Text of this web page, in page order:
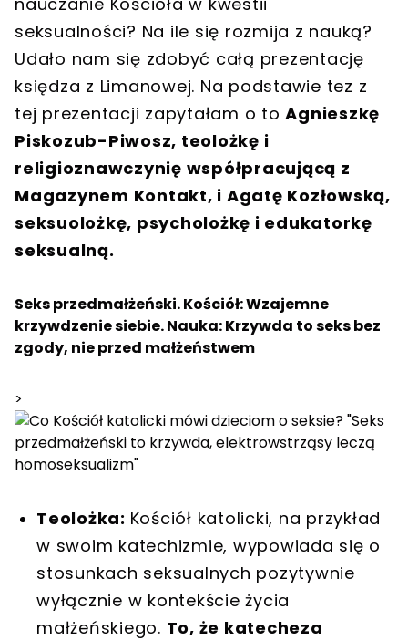
seksualności? Na ile się rozmija z nauką?
Udało nam się zdobyć całą prezentację
księdza z Limanowej. Na podstawie tez z
tej prezentacji zapytałam o toAgnieszkę
Piskozub-Piwosz, teolożkę i
religioznawczynię współpracującą z
Magazynem Kontakt, i Agatę Kozłowską,
seksuolożkę, psycholożkę i edukatorkę
seksualną.
Seks przedmałżeński. Kościół: Wzajemne
krzywdzenie siebie. Nauka: Krzywda to seks bez
zgody, nie przed małżeństwem
>
Teolożka: Kościół katolicki, na przykład
w swoim katechizmie, wypowiada się o
stosunkach seksualnych pozytywnie
wyłącznie w kontekście życia
małżeńskiego. To, że katecheza